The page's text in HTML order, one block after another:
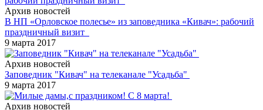
Архив новостей
В НП «Орловское полесье» из заповедника «Кивач»: рабочий
праздничный визит
9 марта 2017
Архив новостей
Заповедник "Кивач" на телеканале "Усадьба"
9 марта 2017
Архив новостей